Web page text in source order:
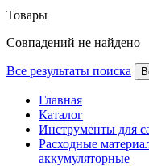
Товары
Совпадений не найдено
Все результаты поиска
Главная
Каталог
Инструменты для
Расходные
аккумуляторные